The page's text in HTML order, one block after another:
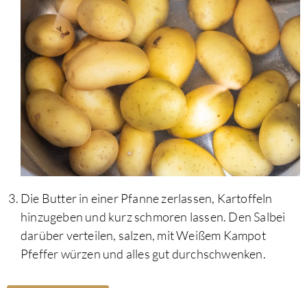
Die Butter in einer Pfanne zerlassen, Kartoffeln
hinzugeben und kurz schmoren lassen. Den Salbei
darüber verteilen, salzen, mit Weißem Kampot
Pfeffer würzen und alles gut durchschwenken.